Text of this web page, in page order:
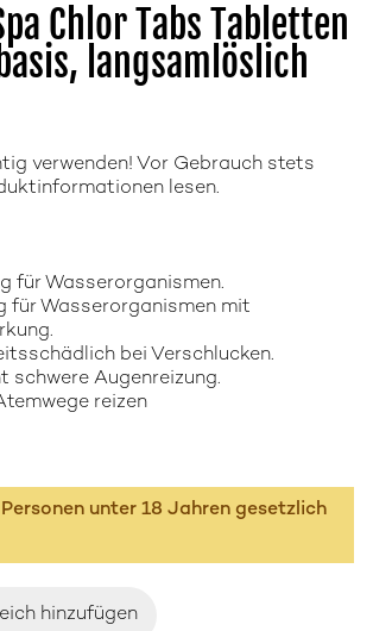
Chlor Tabs Tabletten
langsamlöslich
verwenden! Vor Gebrauch stets
lesen.
für Wasserorganismen.
für Wasserorganismen mit
bei Verschlucken.
schwere Augenreizung.
reizen
unter 18 Jahren gesetzlich
hinzufügen